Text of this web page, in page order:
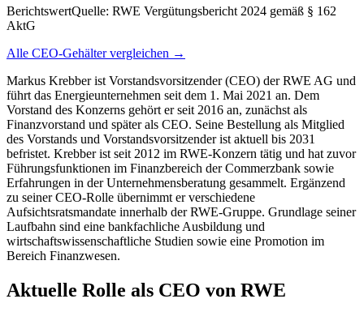
BerichtswertQuelle: RWE Vergütungsbericht 2024 gemäß § 162
AktG
Alle CEO-Gehälter vergleichen →
Markus Krebber ist Vorstandsvorsitzender (CEO) der RWE AG und
führt das Energieunternehmen seit dem 1. Mai 2021 an. Dem
Vorstand des Konzerns gehört er seit 2016 an, zunächst als
Finanzvorstand und später als CEO. Seine Bestellung als Mitglied
des Vorstands und Vorstandsvorsitzender ist aktuell bis 2031
befristet. Krebber ist seit 2012 im RWE‑Konzern tätig und hat zuvor
Führungsfunktionen im Finanzbereich der Commerzbank sowie
Erfahrungen in der Unternehmensberatung gesammelt. Ergänzend
zu seiner CEO‑Rolle übernimmt er verschiedene
Aufsichtsratsmandate innerhalb der RWE‑Gruppe. Grundlage seiner
Laufbahn sind eine bankfachliche Ausbildung und
wirtschaftswissenschaftliche Studien sowie eine Promotion im
Bereich Finanzwesen.
Aktuelle Rolle als CEO von RWE